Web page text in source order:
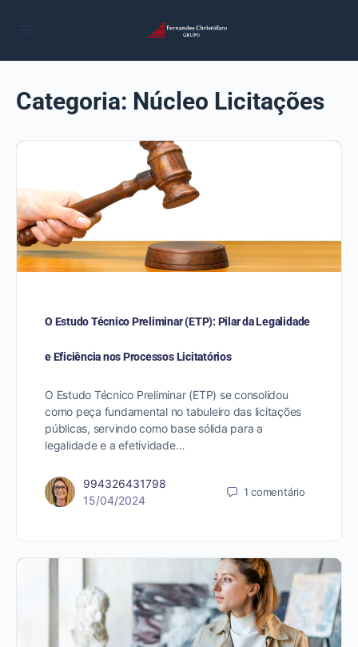
Categoria: Núcleo Licitações
O Estudo Técnico Preliminar (ETP): Pilar da Legalidade
e Eficiência nos Processos Licitatórios
O Estudo Técnico Preliminar (ETP) se consolidou
como peça fundamental no tabuleiro das licitações
públicas, servindo como base sólida para a
legalidade e a efetividade…
994326431798
15/04/2024
1comentário